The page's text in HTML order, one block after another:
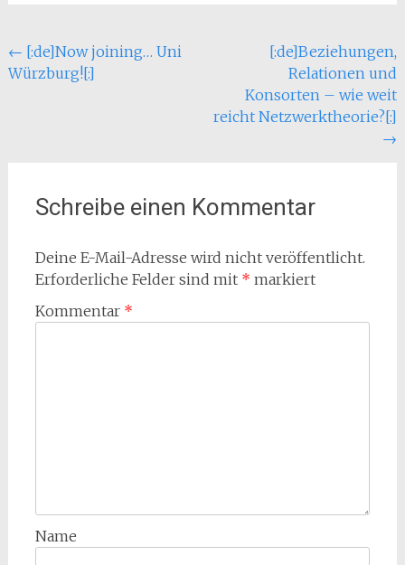
Beitragsnavigation
← [:de]Now joining… Uni
Würzburg![:]
[:de]Beziehungen,
Relationen und
Konsorten – wie weit
reicht Netzwerktheorie?[:]
→
Schreibe einen Kommentar
Deine E-Mail-Adresse wird nicht veröffentlicht.
Erforderliche Felder sind mit * markiert
Kommentar *
Name